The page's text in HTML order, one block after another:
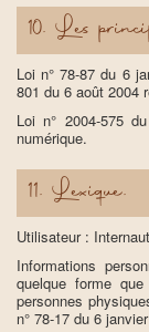
10. Les
Loi n° 78-87 du 6
801 du 6 août 2004
Loi n° 2004-575
numérique.
11. Lexique.
Utilisateur :
Informations
quelque forme
personnes
n° 78-17 du 6